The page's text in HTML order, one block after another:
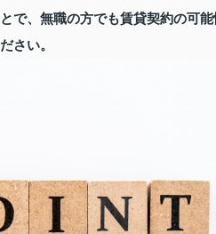
で、無職の方でも賃貸契約の可
さい。